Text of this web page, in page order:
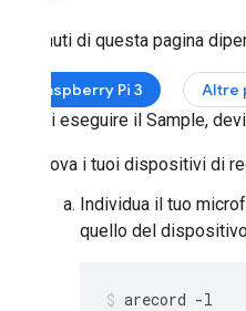
I contenuti di questa pagina
Raspberry Pi 3 Altre
Prima di eseguire il Sample,
Trova i tuoi dispositivi di
Individua il tuo
quello del
arecord -l